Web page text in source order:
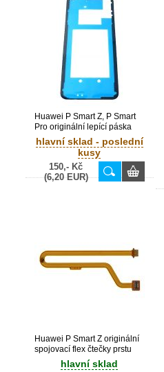
Huawei P Smart Z, P Smart
Pro originální lepící páska
krytu baterie (Service Pack)
hlavní sklad - poslední
kusy
150,- Kč
(6,20 EUR)
Huawei P Smart Z originální
spojovací flex čtečky prstu
(Service Pack)
hlavní sklad